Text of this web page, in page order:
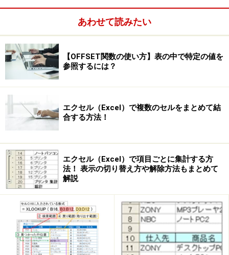
セルの書式を自動設定できる「条件付き書
式」
「条件付き書式」機能は、設定した条件によって、セル
の書式を自動的に切り替えることができる便利機能で
す。たとえば、セルに入力された日付によってセルや文
あわせて読みたい
【OFFSET関数の使い方】表の中で特定の値を
参照するには？
エクセル（Excel）で複数のセルをまとめて結
合する方法！
エクセル（Excel）で項目ごとに集計する方
法！ 表示の切り替え方や解除方法もまとめて
解説